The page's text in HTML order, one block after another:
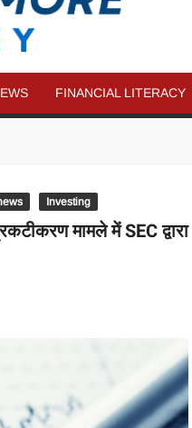
FINANCIAL LITERACY
Investing
मामले में SEC